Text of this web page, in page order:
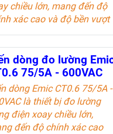
chiều lớn, mang đến độ
xác cao và độ bền vượt
Sản phẩm lý tưởng cho
kỹ sư điện và doanh
trong ngành công
điện.
Tài liệu kỹ thuật
dòng đo lường
75/5A - 600VAC
dòng Emic CT0.6 75/5A -
là thiết bị đo lường
điện xoay chiều lớn,
đến độ chính xác cao